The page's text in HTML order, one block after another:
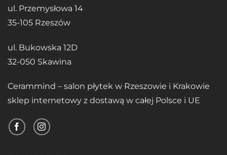
ul. Przemysłowa 14
35-105 Rzeszów
ul. Bukowska 12D
32-050 Skawina
Cerammind – salon płytek w Rzeszowie i Krakowie
sklep internetowy z dostawą w całej Polsce i UE